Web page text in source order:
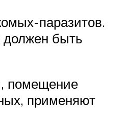
паразитов.
должен быть
помещение
применяют